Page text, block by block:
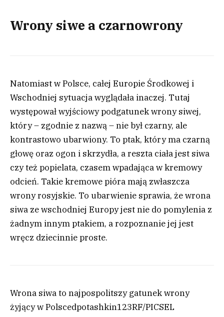
Wrony siwe a czarnowrony
Natomiast w Polsce, całej Europie Środkowej i
Wschodniej sytuacja wyglądała inaczej. Tutaj
występował wyjściowy podgatunek wrony siwej,
który – zgodnie z nazwą – nie był czarny, ale
kontrastowo ubarwiony. To ptak, który ma czarną
głowę oraz ogon i skrzydła, a reszta ciała jest siwa
czy też popielata, czasem wpadająca w kremowy
odcień. Takie kremowe pióra mają zwłaszcza
wrony rosyjskie. To ubarwienie sprawia, że wrona
siwa ze wschodniej Europy jest nie do pomylenia z
żadnym innym ptakiem, a rozpoznanie jej jest
wręcz dziecinnie proste.
Wrona siwa to najpospolitszy gatunek wrony
żyjący w Polscedpotashkin123RF/PICSEL